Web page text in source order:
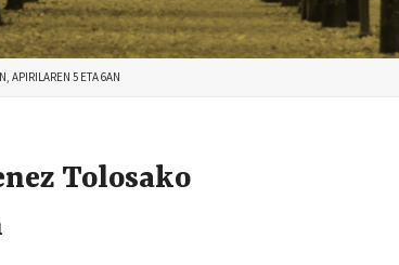
APIRILAREN 5 ETA 6AN
Tolosako